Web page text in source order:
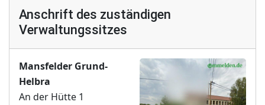
Anschrift des zuständigen
Verwaltungssitzes
Mansfelder Grund-
Helbra
An der Hütte 1